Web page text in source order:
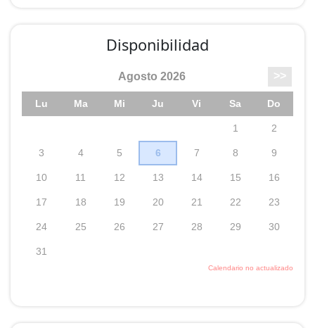
Ofrecemos, entre otros, los siguientes servicios:
? wifi gratis
? Billar, Ping-Pong, Ajedrez
? Acabados de máxima calidad
? Cocina y baños completos, no tendrás que traer
Sensacionales áreas comunes para hacer las delicias
Disponibilidad